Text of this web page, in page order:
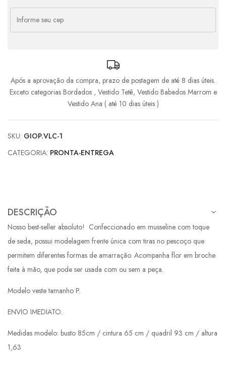
Após a aprovação da compra, prazo de postagem de até 8 dias úteis.
Exceto categorias Bordados , Vestido Tetê, Vestido Babados Marrom e
Vestido Ana ( até 10 dias úteis )
SKU: GIOP.VLC-1
CATEGORIA: PRONTA-ENTREGA
DESCRIÇÃO
Nosso best-seller absoluto! Confeccionado em musseline com toque
de seda, possui modelagem frente única com tiras no pescoço que
permitem diferentes formas de amarração. Acompanha flor em broche
feita à mão, que pode ser usada com ou sem a peça.
Modelo veste tamanho P.
ENVIO IMEDIATO.
Medidas modelo: busto 85cm / cintura 65 cm / quadril 93 cm / altura
1,63